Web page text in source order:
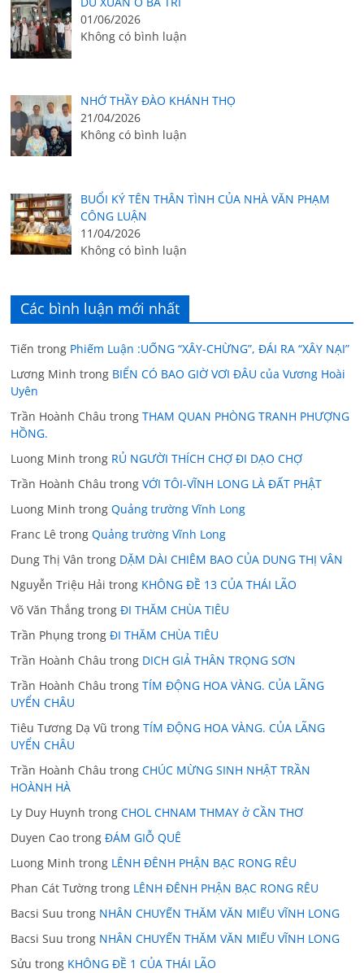
01/06/2026
Không có bình luận
NHỚ THẦY ĐÀO KHÁNH THỌ
21/04/2026
Không có bình luận
BUỔI KÝ TÊN THÂN TÌNH CỦA NHÀ VĂN PHẠM
CÔNG LUẬN
11/04/2026
Không có bình luận
Các bình luận mới nhất
Tiến trong Phiếm Luận :UỐNG “XÂY-CHỪNG”, ĐÁI RA “XÂY NẠI”
Lương Minh trong BIỂN CÓ BAO GIỜ VƠI ĐÂU của Vương Hoài
Uyên
Trần Hoành Châu trongTHAM QUAN PHÒNG TRANH PHƯỢNG
HỒNG.
Luong Minh trong RỦ NGƯỜI THÍCH CHỢ ĐI DẠO CHỢ
Trần Hoành Châu trongVỚI TÔI-VĨNH LONG LÀ ĐẤT PHẬT
Luong Minh trongQuảng trường Vĩnh Long
Franc Lê trongQuảng trường Vĩnh Long
Dung Thị Vân trong DẶM DÀI CHIÊM BAO CỦA DUNG THỊ VÂN
Nguyễn Triệu Hải trong KHÔNG ĐỀ 13 CỦA THÁI LÃO
Võ Văn Thắng trongĐI THĂM CHÙA TIÊU
Trần Phụng trongĐI THĂM CHÙA TIÊU
Trần Hoành Châu trong DICH GIẢ THÂN TRỌNG SƠN
Trần Hoành Châu trongTÍM ĐỘNG HOA VÀNG. CỦA LÃNG
UYỂN CHÂU
Tiêu Tương Dạ Vũ trongTÍM ĐỘNG HOA VÀNG. CỦA LÃNG
UYỂN CHÂU
Trần Hoành Châu trongCHÚC MỪNG SINH NHẬT TRẦN
HOÀNH HÀ
Ly Duy Huynh trongCHOL CHNAM THMAY ở CẦN THƠ
Duyen Cao trongĐÁM GIỖ QUÊ
Luong Minh trong LÊNH ĐÊNH PHẬN BẠC RONG RÊU
Phan Cát Tường trong LÊNH ĐÊNH PHẬN BẠC RONG RÊU
Bacsi Suu trong NHÂN CHUYẾN THĂM VĂN MIẾU VĨNH LONG
Bacsi Suu trong NHÂN CHUYẾN THĂM VĂN MIẾU VĨNH LONG
Sửu trong KHÔNG ĐỀ 1 CỦA THÁI LÃO